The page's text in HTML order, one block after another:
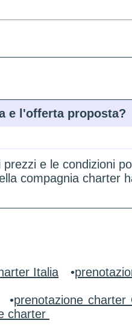
e l'offerta proposta?
e le condizioni
compagnia charter
Italia •
prenotazione charter
charter